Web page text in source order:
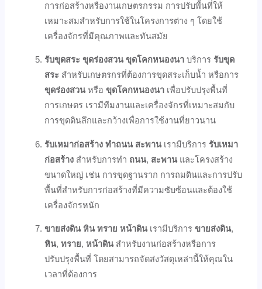
การก่อสร้างหรืองานเกษตรกรรม การปรับพื้นที่ให้
เหมาะสมสำหรับการใช้ในโครงการต่าง ๆ โดยใช้
เครื่องจักรที่มีคุณภาพและทันสมัย
รับขุดสระ ขุดร่องสวน ขุดโคกหนองนา บริการรับขุด
สระ สำหรับเกษตรกรที่ต้องการขุดสระเก็บน้ำ หรือการ
ขุดร่องสวนหรือขุดโคกหนองนา เพื่อปรับปรุงพื้นที่
การเกษตร เรามีทีมงานและเครื่องจักรที่เหมาะสมกับ
การขุดดินลึกและกว้างเพื่อการใช้งานที่ยาวนาน
รับเหมาก่อสร้าง ทำถนน สะพานเรามีบริการรับเหมา
ก่อสร้าง สำหรับการทำ ถนน, สะพานและโครงสร้าง
ขนาดใหญ่ เช่น การขุดฐานราก การถมดินและการปรับ
พื้นที่สำหรับการก่อสร้างที่มีความซับซ้อนและต้องใช้
เครื่องจักรหนัก
ขายส่งดิน หิน ทราย หน้าดินเรามีบริการขายส่งดิน,
หิน,ทราย,หน้าดินสำหรับงานก่อสร้างหรือการ
ปรับปรุงพื้นที่ โดยสามารถจัดส่งวัสดุเหล่านี้ให้คุณใน
เวลาที่ต้องการ